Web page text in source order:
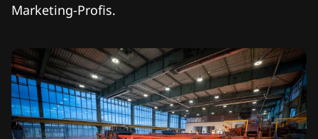
Marketing-Profis.